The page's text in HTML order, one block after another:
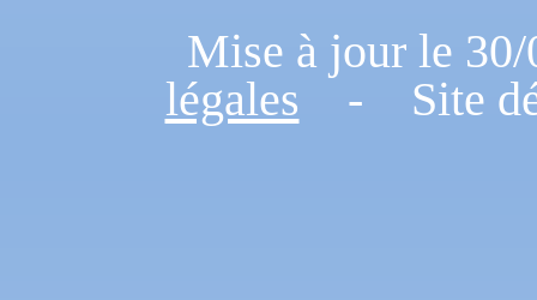
Mise à jour le
légales - Site